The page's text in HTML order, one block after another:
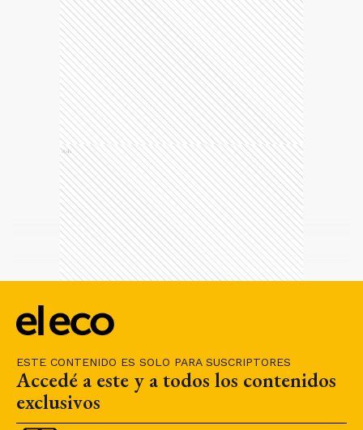
ESTE CONTENIDO ES SOLO PARA SUSCRIPTORES
Accedé a este y a todos los contenidos
exclusivos
Ads